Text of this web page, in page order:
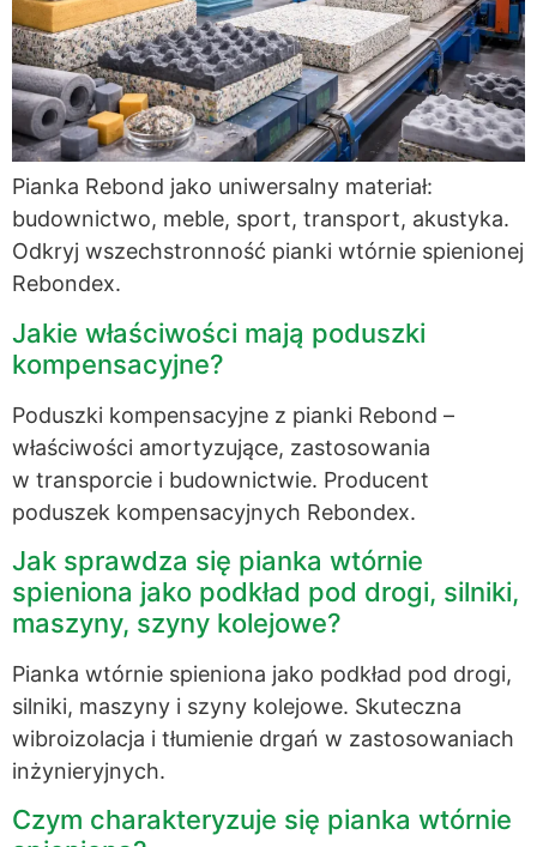
Pianka Rebond jako uniwersalny materiał:
budownictwo, meble, sport, transport, akustyka.
Odkryj wszechstronność pianki wtórnie spienionej
Rebondex.
Jakie właściwości mają poduszki
kompensacyjne?
Poduszki kompensacyjne z pianki Rebond –
właściwości amortyzujące, zastosowania
w transporcie i budownictwie. Producent
poduszek kompensacyjnych Rebondex.
Jak sprawdza się pianka wtórnie
spieniona jako podkład pod drogi, silniki,
maszyny, szyny kolejowe?
Pianka wtórnie spieniona jako podkład pod drogi,
silniki, maszyny i szyny kolejowe. Skuteczna
wibroizolacja i tłumienie drgań w zastosowaniach
inżynieryjnych.
Czym charakteryzuje się pianka wtórnie